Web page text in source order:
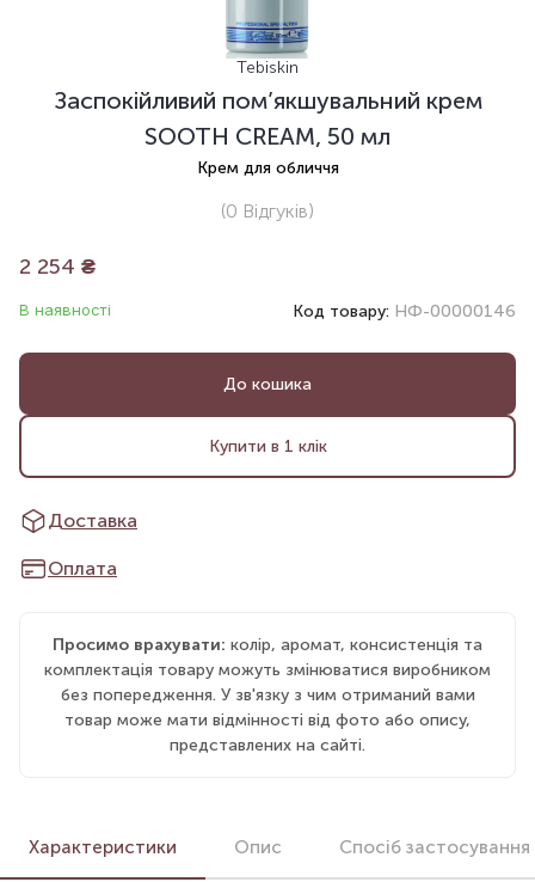
Tebiskin
Заспокійливий пом’якшувальний крем
SOOTH CREAM, 50 мл
Крем для обличчя
(0 Відгуків)
2 254 ₴
В наявності Код товару: НФ-00000146
До кошика
Купити в 1 клік
Доставка
Оплата
Просимо врахувати: колір, аромат, консистенція та
комплектація товару можуть змінюватися виробником
без попередження. У зв'язку з чим отриманий вами
товар може мати відмінності від фото або опису,
представлених на сайті.
Характеристики Опис Спосіб застосування